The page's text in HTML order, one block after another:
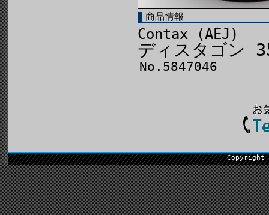
商品情報
Contax (AEJ)
ディスタゴン
No.5847046
Copyright